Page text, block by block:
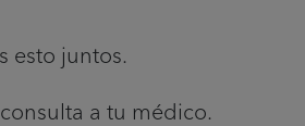
esto juntos.
a tu médico.